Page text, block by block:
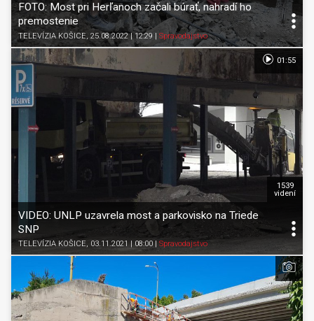
FOTO: Most pri Herľanoch začali búrať, nahradí ho
premostenie
TELEVÍZIA KOŠICE, 25.08.2022 | 12:29 Spravodajstvo
VIDEO: UNLP uzavrela most a parkovisko na Triede
SNP
TELEVÍZIA KOŠICE, 03.11.2021 | 08:00 Spravodajstvo
1539
videní
01:55